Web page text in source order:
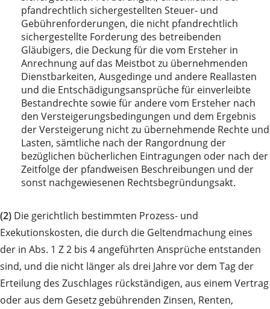
pfandrechtlich sichergestellten Steuer- und
Gebührenforderungen, die nicht pfandrechtlich
sichergestellte Forderung des betreibenden
Gläubigers, die Deckung für die vom Ersteher in
Anrechnung auf das Meistbot zu übernehmenden
Dienstbarkeiten, Ausgedinge und andere Reallasten
und die Entschädigungsansprüche für einverleibte
Bestandrechte sowie für andere vom Ersteher nach
den Versteigerungsbedingungen und dem Ergebnis
der Versteigerung nicht zu übernehmende Rechte und
Lasten, sämtliche nach der Rangordnung der
bezüglichen bücherlichen Eintragungen oder nach der
Zeitfolge der pfandweisen Beschreibungen und der
sonst nachgewiesenen Rechtsbegründungsakt.
(2) Die gerichtlich bestimmten Prozess- und
Exekutionskosten, die durch die Geltendmachung eines
der in Abs. 1 Z 2 bis 4 angeführten Ansprüche entstanden
sind, und die nicht länger als drei Jahre vor dem Tag der
Erteilung des Zuschlages rückständigen, aus einem Vertrag
oder aus dem Gesetz gebührenden Zinsen, Renten,